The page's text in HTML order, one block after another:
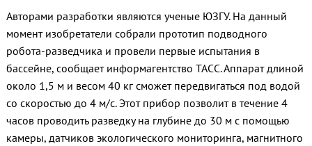
Авторами разработки являются ученые ЮЗГУ. На данный
момент изобретатели собрали прототип подводного
робота-разведчика и провели первые испытания в
бассейне, сообщает информагентство ТАСС. Аппарат длиной
около 1,5 м и весом 40 кг сможет передвигаться под водой
со скоростью до 4 м/с. Этот прибор позволит в течение 4
часов проводить разведку на глубине до 30 м с помощью
камеры, датчиков экологического мониторинга, магнитного